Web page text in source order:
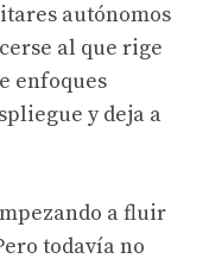
autónomos
al que rige
enfoques
y deja a
a fluir
todavía no